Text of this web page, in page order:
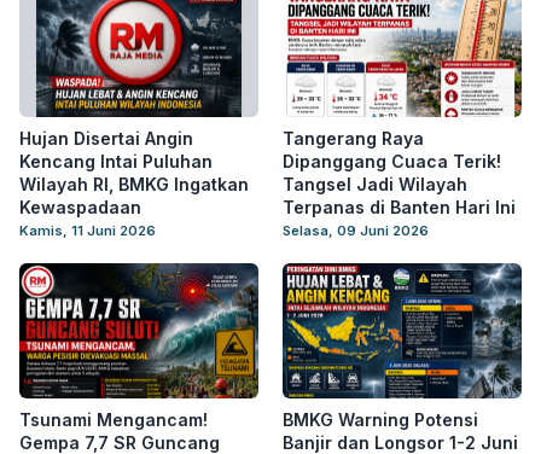
Hujan Disertai Angin
Kencang Intai Puluhan
Wilayah RI, BMKG Ingatkan
Kewaspadaan
Kamis, 11 Juni 2026
Tangerang Raya
Dipanggang Cuaca Terik!
Tangsel Jadi Wilayah
Terpanas di Banten Hari Ini
Selasa, 09 Juni 2026
Tsunami Mengancam!
Gempa 7,7 SR Guncang
BMKG Warning Potensi
Banjir dan Longsor 1-2 Juni